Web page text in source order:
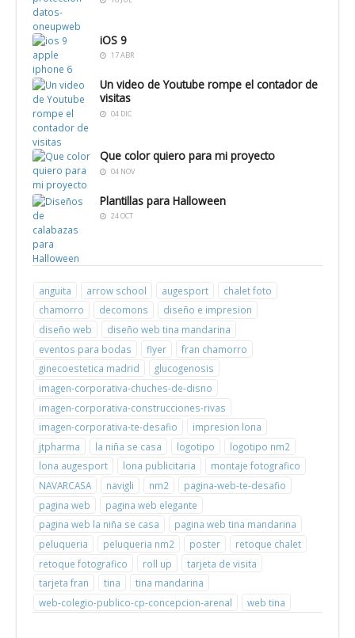
psicologia
iOS 9
17 ABR
Un video de Youtube rompe el contador de
visitas
04 DIC
Que color quiero para mi proyecto
04 NOV
Plantillas para Halloween
24 OCT
anguita arrow school augesport
chalet foto
chamorro
decomons
diseño e impresion
diseño web
diseño web tina mandarina
eventos para bodas
flyer
fran chamorro
ginecoestetica madrid
glucogenosis
imagen-corporativa-chuches-de-disno
imagen-corporativa-construcciones-rivas
imagen-corporativa-te-desafio
impresion lona
jtpharma
la niña se casa logotipo
logotipo nm2
lona augesport
lona publicitaria
montaje fotografico
NAVARCASA
navigli nm2
pagina-web-te-desafio
pagina web
pagina web elegante
pagina web la niña se casa
pagina web tina mandarina
peluqueria
peluqueria nm2 poster
retoque chalet
retoque fotografico
roll up
tarjeta de visita
tarjeta fran
tina
tina mandarina
web-colegio-publico-cp-concepcion-arenal
web tina